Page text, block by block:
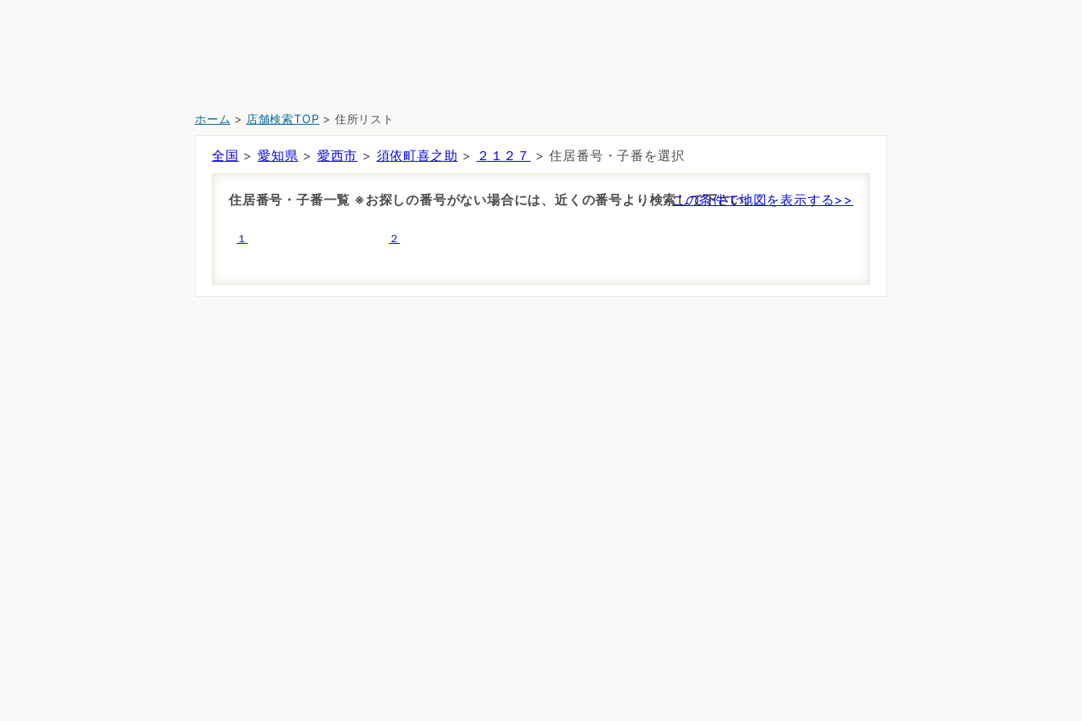
ホーム > 店舗検索TOP > 住所リスト
全国 >愛知県 > 愛西市 > 須依町喜之助 > ２１２７ > 住居番号・子番を選択
住居番号・子番一覧 ※お探しの番号がない場合には、近くの番号より検索して下さい。この条件で地図を表示する>>
１ ２